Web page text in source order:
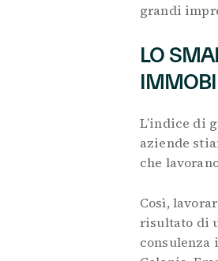
grandi
LO
L’indice di
aziende
che
Così,
risultato di
consulenza